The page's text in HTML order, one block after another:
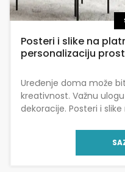
Posteri i slike na
personalizaciju
Uređenje doma može
kreativnost. Važnu
dekoracije. Posteri i